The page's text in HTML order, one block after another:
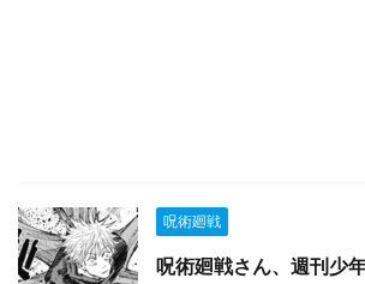
呪術廻戦
呪術廻戦さん、週刊少